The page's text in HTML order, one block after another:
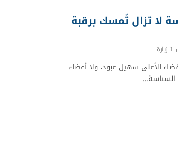
لا تزال تُمسك برقبة
1 زيارة
الأعلى سهيل عبود، ولا أعضاء
السياسة…